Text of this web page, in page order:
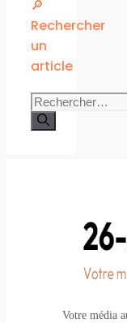
🔎
Rechercher
un
article
Rechercher :
Votre média